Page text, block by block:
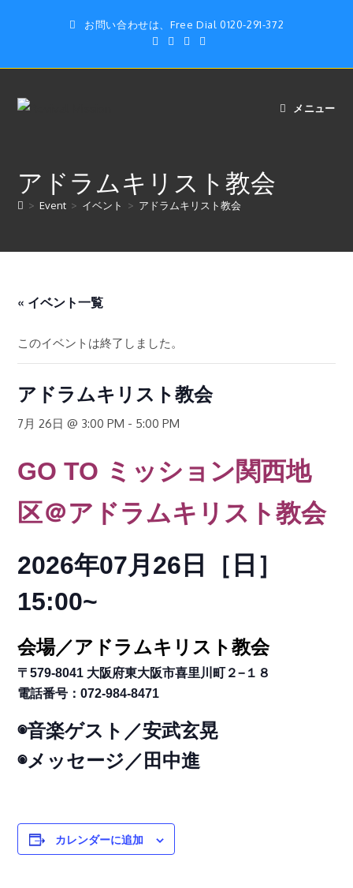
ン
お問い合わせは、Free Dial 0120-291-372
メニュー
アドラムキリスト教会
> Event > イベント > アドラムキリスト教会
« イベント一覧
このイベントは終了しました。
アドラムキリスト教会
7月 26日 @ 3:00 PM - 5:00 PM
GO TO ミッション関西地
区＠アドラムキリスト教会
2026年07月26日［日 ］
15:00~
会場／アドラムキリスト教会
〒579-8041 大阪府東大阪市喜里川町２−１８
電話番号：072-984-8471
◉音楽ゲスト／安武玄晃
◉メッセージ／田中進
カレンダーに追加